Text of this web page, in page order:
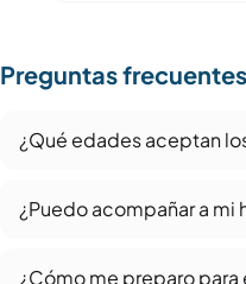
Preguntas frecuentes
¿Qué edades aceptan
¿Puedo acompañar a mi
¿Cómo me preparo